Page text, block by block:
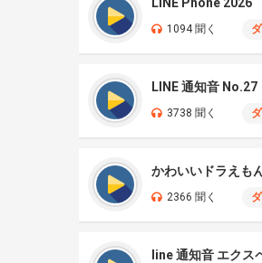
1094 聞く
LINE 通知音 No.27
3738 聞く
かわいいドラえも
2366 聞く
line 通知音 エクス